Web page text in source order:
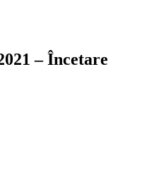
– Încetare